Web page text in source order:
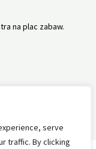
serve
traffic. By clicking
na plac zabaw.
Następny Wpis